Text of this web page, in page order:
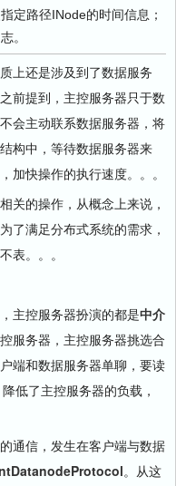
定路径INode的时间信息；
。
还是涉及到了数据服务
前提到，主控服务器只于数
会主动联系数据服务器，将
构中，等待数据服务器来
加快操作的执行速度。。。
的操作，从概念上来说，
了满足分布式系统的需求，
表。。。
控服务器扮演的都是中介
服务器，主控服务器挑选合
端和数据服务器单聊，要读
低了主控服务器的负载，
信，发生在客户端与数据
。从这